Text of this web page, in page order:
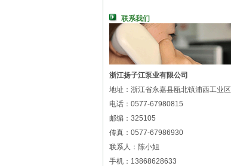
联系我们
浙江扬子江泵业有限公司
地址：浙江省永嘉县瓯北镇浦西工业区
电话：0577-67980815
邮编：325105
传真：0577-67986930
联系人：陈小姐
手机：13868628633